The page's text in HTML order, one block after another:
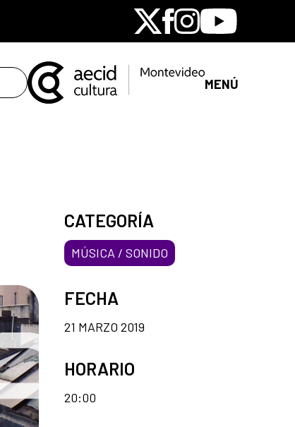
X Facebook
Instagram
Youtube
MENÚ
CATEGORÍA
MÚSICA / SONIDO
FECHA
21 MARZO 2019
HORARIO
20:00